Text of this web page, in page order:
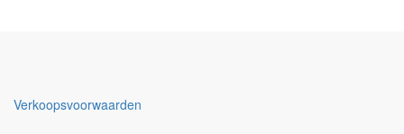
Verkoopsvoorwaarden